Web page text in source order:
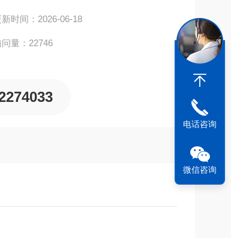
新时间：2026-06-18
量：22746
电话咨询
微信咨询